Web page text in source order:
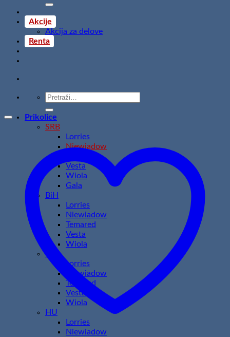
Akcije
Akcija za delove
Renta
Pretraži:
Prikolice
SRB
Lorries
Niewiadow
Vesta
Wiola
Gala
BiH
Lorries
Niewiadow
Temared
Vesta
Wiola
HR
Lorries
Niewiadow
Temared
Vesta
Wiola
HU
Lorries
Niewiadow